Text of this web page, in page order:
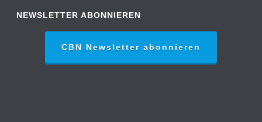
NEWSLETTER ABONNIEREN
CBN Newsletter abonnieren